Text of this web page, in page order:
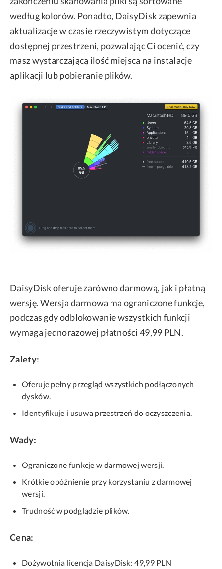
według kolorów. Ponadto, DaisyDisk zapewnia
aktualizacje w czasie rzeczywistym dotyczące
dostępnej przestrzeni, pozwalając Ci ocenić, czy
masz wystarczającą ilość miejsca na instalacje
aplikacji lub pobieranie plików.
DaisyDisk oferuje zarówno darmową, jak i płatną
wersję. Wersja darmowa ma ograniczone funkcje,
podczas gdy odblokowanie wszystkich funkcji
wymaga jednorazowej płatności 49,99 PLN.
Zalety:
Oferuje pełny przegląd wszystkich podłączonych
dysków.
Identyfikuje i usuwa przestrzeń do oczyszczenia.
Wady:
Ograniczone funkcje w darmowej wersji.
Krótkie opóźnienie przy korzystaniu z darmowej
wersji.
Trudność w podglądzie plików.
Cena:
Dożywotnia licencja DaisyDisk: 49,99 PLN